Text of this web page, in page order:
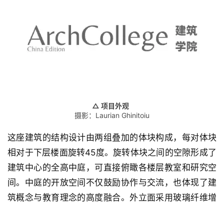
△ 项目外观
摄影：Laurian Ghinitoiu
这座建筑的结构设计由两组叠加的体块构成，每对体块
相对于下层楼面旋转45度。旋转体块之间的空隙形成了
建筑中心的全高中庭，可直接俯瞰各楼层教室和研究空
间。中庭的开放空间不仅鼓励协作与交流，也体现了建
筑概念与教育理念的高度融合。外立面采用玻璃纤维增